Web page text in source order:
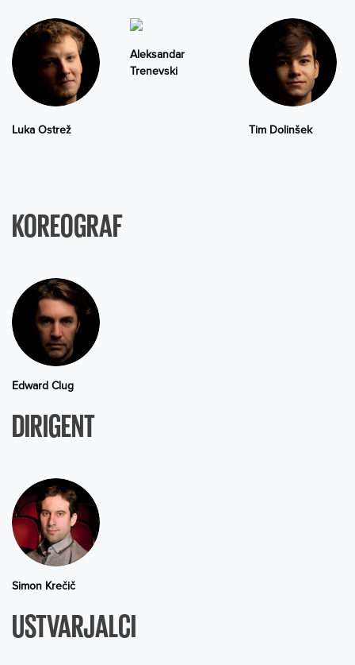
Luka Ostrež
Aleksandar
Trenevski
Tim Dolinšek
KOREOGRAF
Edward Clug
DIRIGENT
Simon Krečič
USTVARJALCI